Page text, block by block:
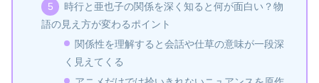
時行と亜也子の関係を深く知ると何が面白い？物
語の見え方が変わるポイント
関係性を理解すると会話や仕草の意味が一段深
く見えてくる